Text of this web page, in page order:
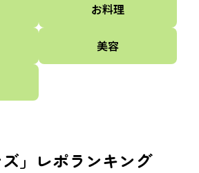
お料理
美容
ズ」レポランキング